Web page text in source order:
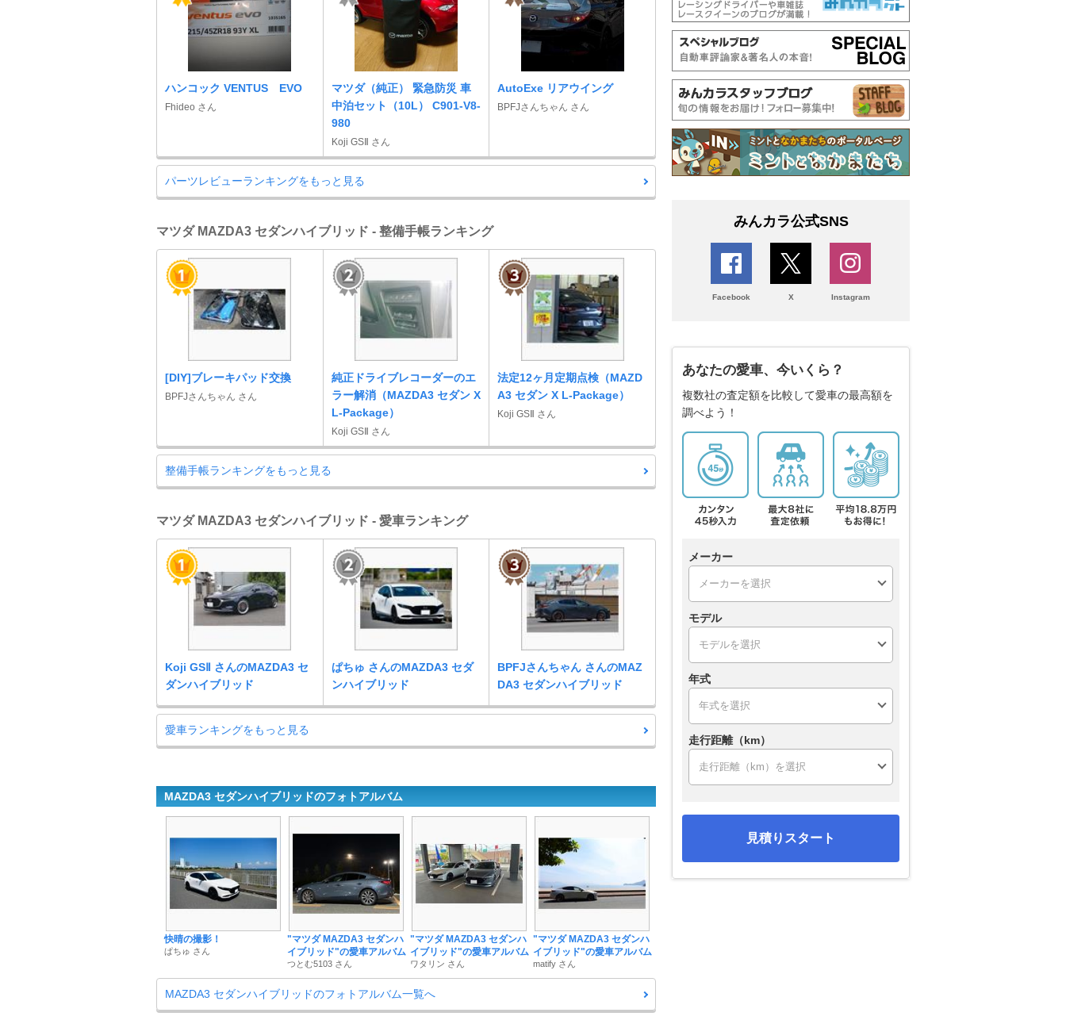
ハンコック VENTUS EVO
Fhideo さん
マツダ（純正） 緊急防災 車
中泊セット（10L） C901-V8-
980
Koji GSⅡ さん
AutoExe リアウイング
BPFJさんちゃん さん
パーツレビューランキングをもっと見る
マツダ MAZDA3 セダンハイブリッド - 整備手帳ランキング
[DIY]ブレーキパッド交換
BPFJさんちゃん さん
純正ドライブレコーダーのエ
ラー解消（MAZDA3 セダン X
L-Package）
Koji GSⅡ さん
法定12ヶ月定期点検（MAZD
A3 セダン X L-Package）
Koji GSⅡ さん
整備手帳ランキングをもっと見る
マツダ MAZDA3 セダンハイブリッド - 愛車ランキング
Koji GSⅡ さんのMAZDA3 セ
ダンハイブリッド
ぱちゅ さんのMAZDA3 セダ
ンハイブリッド
BPFJさんちゃん さんのMAZ
DA3 セダンハイブリッド
愛車ランキングをもっと見る
MAZDA3 セダンハイブリッドのフォトアルバム
快晴の撮影！
ぱちゅ さん
"マツダ MAZDA3 セダンハ
イブリッド"の愛車アルバム
つとむ5103 さん
"マツダ MAZDA3 セダンハ
イブリッド"の愛車アルバム
ワタリン さん
"マツダ MAZDA3 セダンハ
イブリッド"の愛車アルバム
matify さん
MAZDA3 セダンハイブリッドのフォトアルバム一覧へ
みんカラ公式SNS
Facebook X Instagram
あなたの愛車、今いくら？
複数社の査定額を比較して愛車の最高額を
調べよう！
メーカー
モデル
年式
走行距離（km）
見積りスタート